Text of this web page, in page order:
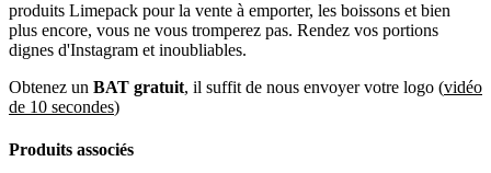
impression à chaque commande et laissez votre emballage parler
pour votre entreprise.
en une opportunité de communication pour que vos clients
emmènent votre marque partout.
produits Limepack pour la vente à emporter, les boissons et bien
plus encore, vous ne vous tromperez pas. Rendez vos portions
dignes d'Instagram et inoubliables.
Obtenez un BAT gratuit, il suffit de nous envoyer votre logo (vidéo
de 10 secondes)
Produits associés